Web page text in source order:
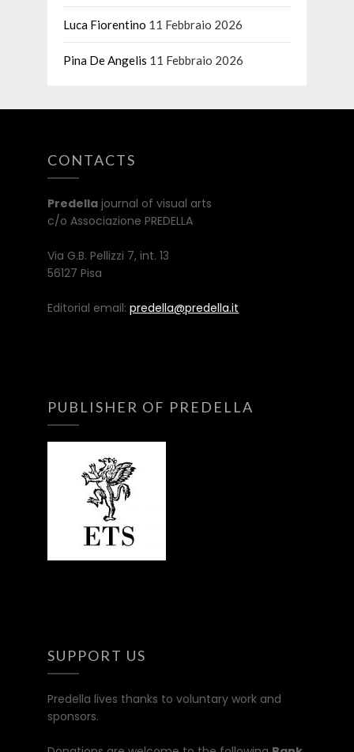
Luca Fiorentino 11 Febbraio 2026
Pina De Angelis 11 Febbraio 2026
CONTACTS
Predella journal of visual arts
c/o Associazione PREDELLA
Via G.B. Pellizzi 7, int. 13
56127 Pisa
Editorial email:predella@predella.it
PUBLISHER OF PREDELLA
SUPPORT US
Predella lives thanks to voluntary work and
sponsors.